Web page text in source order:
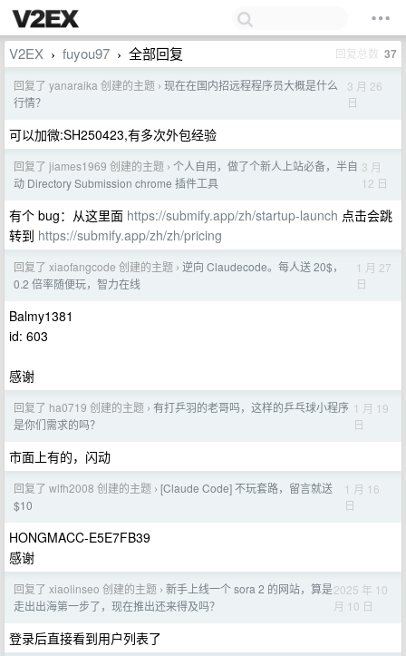
V2EX › fuyou97 › 全部回复 回复总数 37
回复了 yanaraika 创建的主题 › 现在在国内招远程程序员大概是什么
行情？
3 月 26
日
可以加微:SH250423,有多次外包经验
回复了 jiames1969 创建的主题 › 个人自用，做了个新人上站必备，半自
动 Directory Submission chrome 插件工具
3 月
12 日
有个 bug：从这里面 https://submify.app/zh/startup-launch 点击会跳
转到 https://submify.app/zh/zh/pricing
回复了 xiaofangcode 创建的主题 › 逆向 Claudecode。每人送 20$，
0.2 倍率随便玩，智力在线
1 月 27
日
Balmy1381
id: 603
感谢
回复了 ha0719 创建的主题 › 有打乒羽的老哥吗，这样的乒乓球小程序
是你们需求的吗？
1 月 19
日
市面上有的，闪动
回复了 wlfh2008 创建的主题 › [Claude Code] 不玩套路，留言就送
$10
1 月 16
日
HONGMACC-E5E7FB39
感谢
回复了 xiaolinseo 创建的主题 › 新手上线一个 sora 2 的网站，算是
走出出海第一步了，现在推出还来得及吗？
2025 年 10
月 10 日
登录后直接看到用户列表了